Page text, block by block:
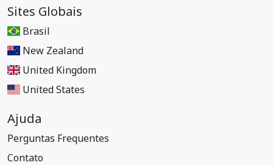
Sites Globais
Brasil
New Zealand
United Kingdom
United States
Ajuda
Perguntas Frequentes
Contato